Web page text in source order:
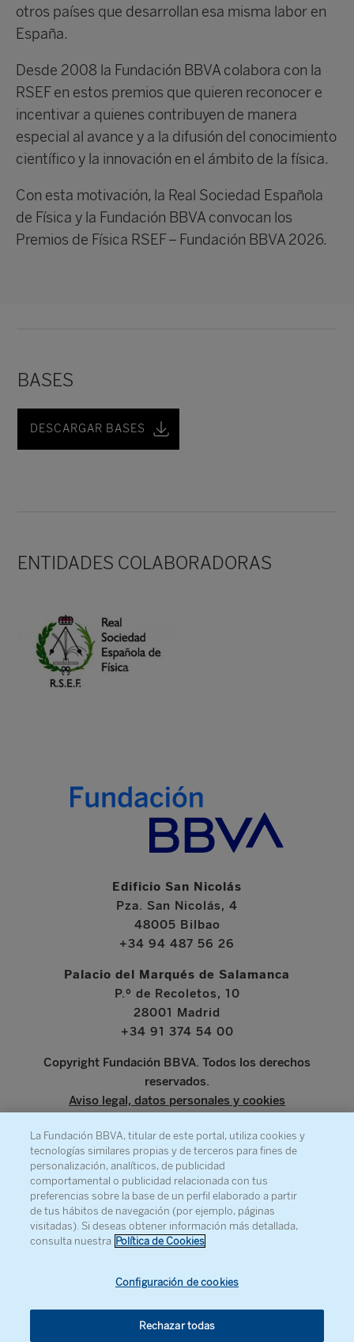
otros países que desarrollan esa misma labor en
España.
Desde 2008 la Fundación BBVA colabora con la
RSEF en estos premios que quieren reconocer e
incentivar a quienes contribuyen de manera
especial al avance y a la difusión del conocimiento
científico y la innovación en el ámbito de la física.
Con esta motivación, la Real Sociedad Española
de Física y la Fundación BBVA convocan los
Premios de Física RSEF – Fundación BBVA 2026.
BASES
DESCARGAR BASES
ENTIDADES COLABORADORAS
Edificio San Nicolás
Pza. San Nicolás, 4
48005 Bilbao
+34 94 487 56 26
Palacio del Marqués de Salamanca
P.º de Recoletos, 10
28001 Madrid
+34 91 374 54 00
Copyright Fundación BBVA. Todos los derechos
reservados.
Aviso legal, datos personales y cookies
www.bbva.com
SOBRE LA FUNDACIÓN
MAPA WEB
AGENDA
CONTACTO
La Fundación BBVA, titular de este portal, utiliza cookies y
tecnologías similares propias y de terceros para fines de
personalización, analíticos, de publicidad
comportamental o publicidad relacionada con tus
preferencias sobre la base de un perfil elaborado a partir
de tus hábitos de navegación (por ejemplo, páginas
visitadas). Si deseas obtener información más detallada,
consulta nuestra Política de Cookies
Configuración de cookies
Rechazar todas